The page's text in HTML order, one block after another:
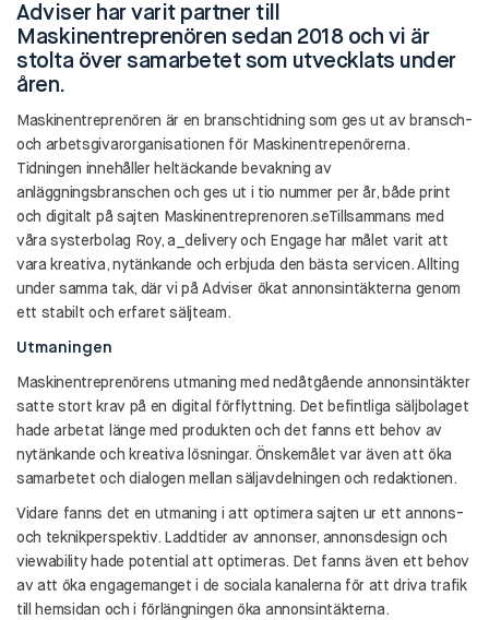
Adviser har varit partner till
Maskinentreprenören sedan 2018 och vi är
stolta över samarbetet som utvecklats under
åren.
Maskinentreprenören är en branschtidning som ges ut av bransch-
och arbetsgivarorganisationen för Maskinentrepenörerna.
Tidningen innehåller heltäckande bevakning av
anläggningsbranschen och ges ut i tio nummer per år, både print
och digitalt på sajten Maskinentreprenoren.seTillsammans med
våra systerbolag Roy, a_delivery och Engage har målet varit att
vara kreativa, nytänkande och erbjuda den bästa servicen. Allting
under samma tak, där vi på Adviser ökat annonsintäkterna genom
ett stabilt och erfaret säljteam.
Utmaningen
Maskinentreprenörens utmaning med nedåtgående annonsintäkter
satte stort krav på en digital förflyttning. Det befintliga säljbolaget
hade arbetat länge med produkten och det fanns ett behov av
nytänkande och kreativa lösningar. Önskemålet var även att öka
samarbetet och dialogen mellan säljavdelningen och redaktionen.
Vidare fanns det en utmaning i att optimera sajten ur ett annons-
och teknikperspektiv. Laddtider av annonser, annonsdesign och
viewability hade potential att optimeras. Det fanns även ett behov
av att öka engagemanget i de sociala kanalerna för att driva trafik
till hemsidan och i förlängningen öka annonsintäkterna.